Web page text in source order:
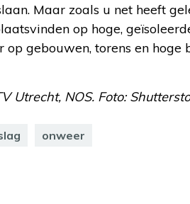
Maar zoals u net heeft
op hoge,
op gebouwen, torens en
Utrecht, NOS. Foto:
onweer